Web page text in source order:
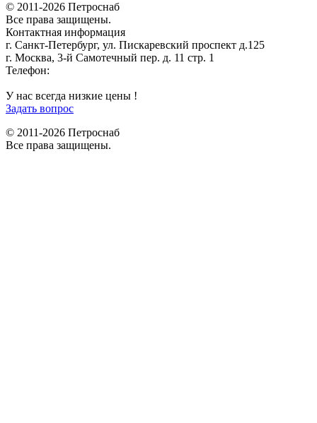
© 2011-2026 Петроснаб
Все права защищены.
Контактная информация
г. Санкт-Петербург, ул. Пискаревский проспект д.125
г. Москва, 3-й Самотечный пер. д. 11 стр. 1
Телефон:
У нас всегда низкие цены !
Задать вопрос
© 2011-2026 Петроснаб
Все права защищены.